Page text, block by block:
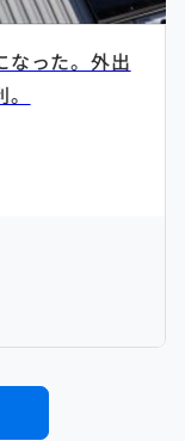
なった。外出